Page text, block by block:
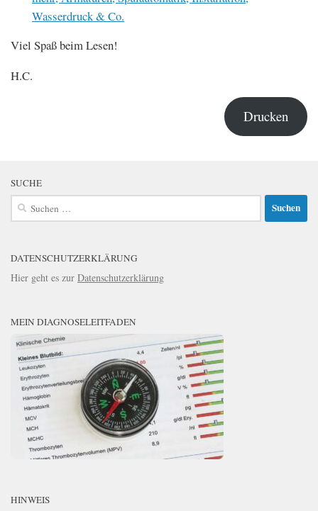
Wasserdruck & Co.
Viel Spaß beim Lesen!
H.C.
Drucken
SUCHE
Suchen
DATENSCHUTZERKLÄRUNG
Hier geht es zur Datenschutzerklärung
MEIN DIAGNOSELEITFADEN
HINWEIS